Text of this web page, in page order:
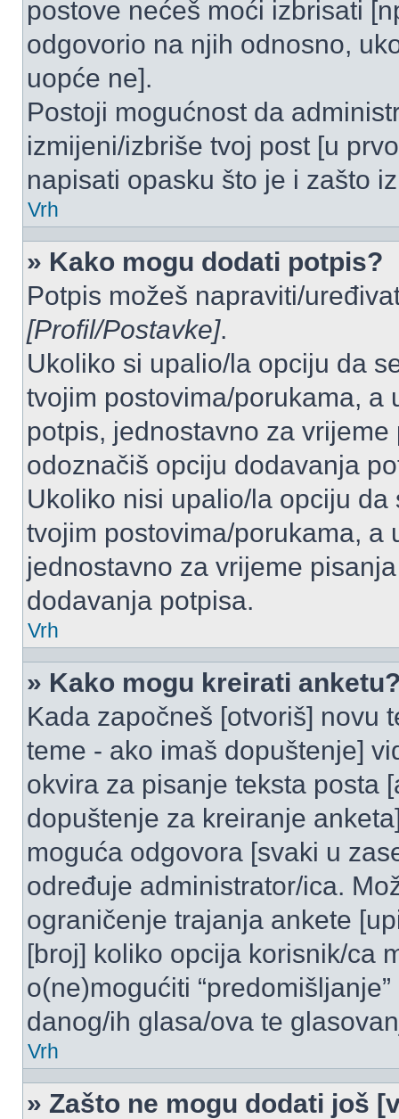
postove nećeš moći izbrisati
odgovorio na njih odnosno,
uopće ne].
Postoji mogućnost da
izmijeni/izbriše tvoj post [u
napisati opasku što je i zašto
Vrh
» Kako mogu dodati potpis?
Potpis možeš napraviti/
[Profil/Postavke].
Ukoliko si upalio/la opciju da
tvojim postovima/porukama, a
potpis, jednostavno za
odoznačiš opciju dodavanja
Ukoliko nisi upalio/la opciju
tvojim postovima/porukama, a
jednostavno za vrijeme
dodavanja potpisa.
Vrh
» Kako mogu kreirati
Kada započneš [otvoriš] novu
teme - ako imaš dopuštenje]
okvira za pisanje teksta posta
dopuštenje za kreiranje
moguća odgovora [svaki u
određuje administrator/ica.
ograničenje trajanja ankete
[broj] koliko opcija korisnik/ca
o(ne)mogućiti
danog/ih glasa/ova te
Vrh
» Zašto ne mogu dodati još